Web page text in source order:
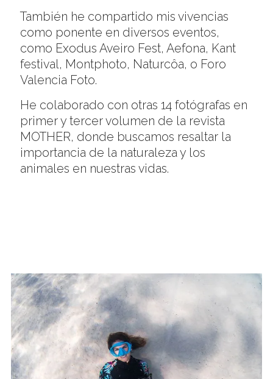
También he compartido mis vivencias
como ponente en diversos eventos,
como Exodus Aveiro Fest, Aefona, Kant
festival, Montphoto, Naturcôa, o Foro
Valencia Foto.
He colaborado con otras 14 fotógrafas en
primer y tercer volumen de la revista
MOTHER, donde buscamos resaltar la
importancia de la naturaleza y los
animales en nuestras vidas.